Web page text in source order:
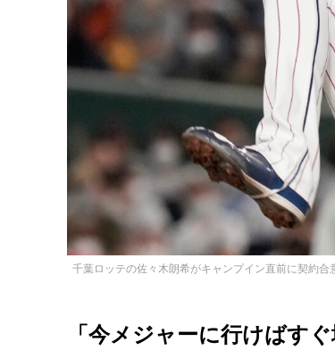
千葉ロッテの佐々木朗希がキャンプイン直前に契約合
「今メジャーに行けばす